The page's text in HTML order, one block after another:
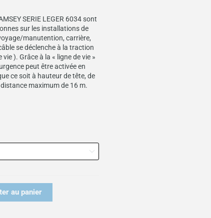
SERIE LEGER 6034 sont
sur les installations de
manutention, carrière,
se déclenche à la traction
). Grâce à la « ligne de vie »
peut être activée en
ce soit à hauteur de tête, de
maximum de 16 m.
au panier